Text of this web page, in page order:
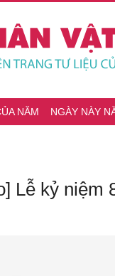
NĂM NGÀY NÀY
Lễ kỷ niệm